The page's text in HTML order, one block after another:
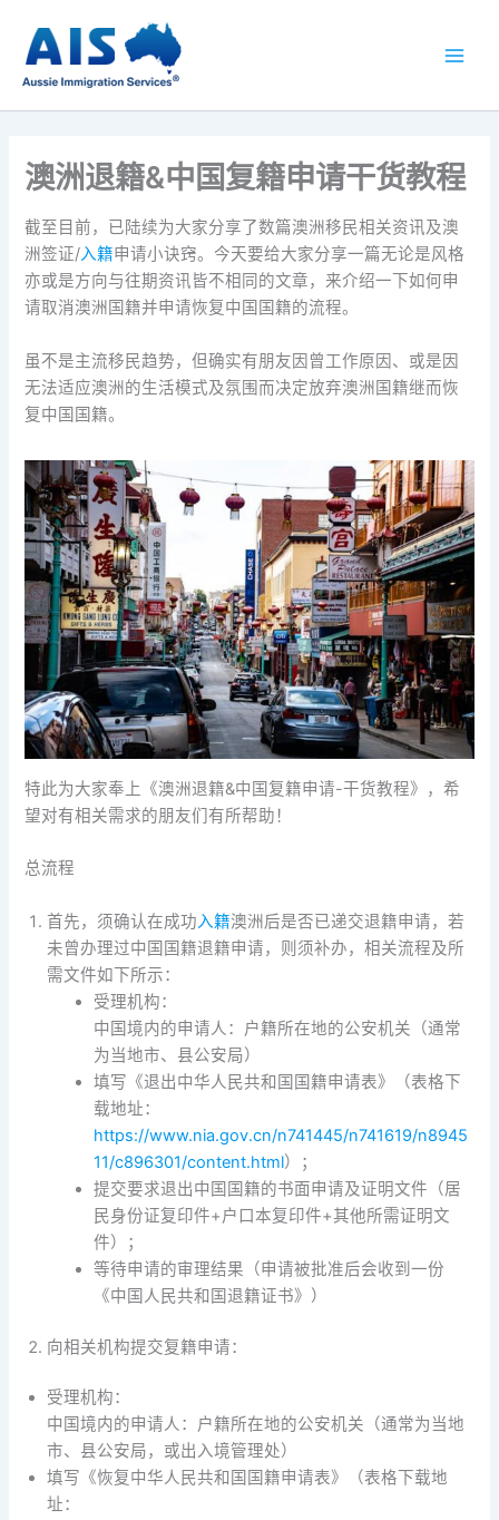
澳洲退籍&中国复籍申请干货教程
截至目前，已陆续为大家分享了数篇澳洲移民相关资讯及澳
洲签证/入籍申请小诀窍。今天要给大家分享一篇无论是风格
亦或是方向与往期资讯皆不相同的文章，来介绍一下如何申
请取消澳洲国籍并申请恢复中国国籍的流程。
虽不是主流移民趋势，但确实有朋友因曾工作原因、或是因
无法适应澳洲的生活模式及氛围而决定放弃澳洲国籍继而恢
复中国国籍。
特此为大家奉上《澳洲退籍&中国复籍申请-干货教程》，希
望对有相关需求的朋友们有所帮助！
总流程
首先，须确认在成功入籍澳洲后是否已递交退籍申请，若
未曾办理过中国国籍退籍申请，则须补办，相关流程及所
需文件如下所示：
受理机构：
中国境内的申请人：户籍所在地的公安机关（通常
为当地市、县公安局）
填写《退出中华人民共和国国籍申请表》（表格下
载地址：
https://www.nia.gov.cn/n741445/n741619/n8945
11/c896301/content.html）；
提交要求退出中国国籍的书面申请及证明文件（居
民身份证复印件+户口本复印件+其他所需证明文
件）；
等待申请的审理结果（申请被批准后会收到一份
《中国人民共和国退籍证书》）
向相关机构提交复籍申请：
受理机构：
中国境内的申请人：户籍所在地的公安机关（通常为当地
市、县公安局，或出入境管理处）
填写《恢复中华人民共和国国籍申请表》（表格下载地
址：